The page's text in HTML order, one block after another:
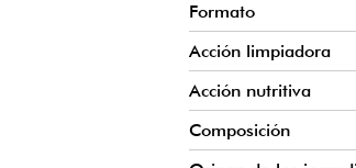
Formato
Acción limpiadora
Acción nutritiva
Composición